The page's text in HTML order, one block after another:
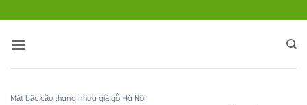
qua
nội
Mặt bậc cầu thang nhựa giả gỗ Hà Nội